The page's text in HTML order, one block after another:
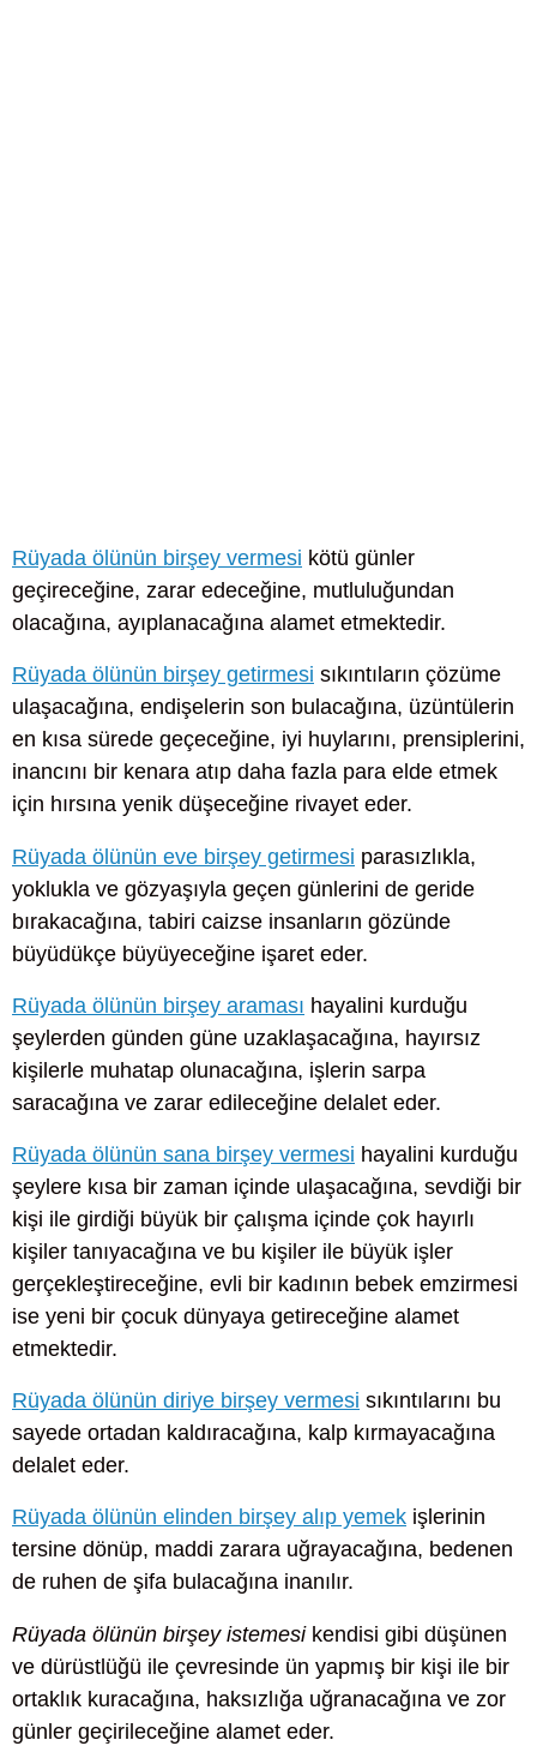
Rüyada ölünün birşey vermesi kötü günler
geçireceğine, zarar edeceğine, mutluluğundan
olacağına, ayıplanacağına alamet etmektedir.
Rüyada ölünün birşey getirmesi sıkıntıların çözüme
ulaşacağına, endişelerin son bulacağına, üzüntülerin
en kısa sürede geçeceğine, iyi huylarını, prensiplerini,
inancını bir kenara atıp daha fazla para elde etmek
için hırsına yenik düşeceğine rivayet eder.
Rüyada ölünün eve birşey getirmesi parasızlıkla,
yoklukla ve gözyaşıyla geçen günlerini de geride
bırakacağına, tabiri caizse insanların gözünde
büyüdükçe büyüyeceğine işaret eder.
Rüyada ölünün birşey araması hayalini kurduğu
şeylerden günden güne uzaklaşacağına, hayırsız
kişilerle muhatap olunacağına, işlerin sarpa
saracağına ve zarar edileceğine delalet eder.
Rüyada ölünün sana birşey vermesi hayalini kurduğu
şeylere kısa bir zaman içinde ulaşacağına, sevdiği bir
kişi ile girdiği büyük bir çalışma içinde çok hayırlı
kişiler tanıyacağına ve bu kişiler ile büyük işler
gerçekleştireceğine, evli bir kadının bebek emzirmesi
ise yeni bir çocuk dünyaya getireceğine alamet
etmektedir.
Rüyada ölünün diriye birşey vermesi sıkıntılarını bu
sayede ortadan kaldıracağına, kalp kırmayacağına
delalet eder.
Rüyada ölünün elinden birşey alıp yemek işlerinin
tersine dönüp, maddi zarara uğrayacağına, bedenen
de ruhen de şifa bulacağına inanılır.
Rüyada ölünün birşey istemesikendisi gibi düşünen
ve dürüstlüğü ile çevresinde ün yapmış bir kişi ile bir
ortaklık kuracağına, haksızlığa uğranacağına ve zor
günler geçirileceğine alamet eder.